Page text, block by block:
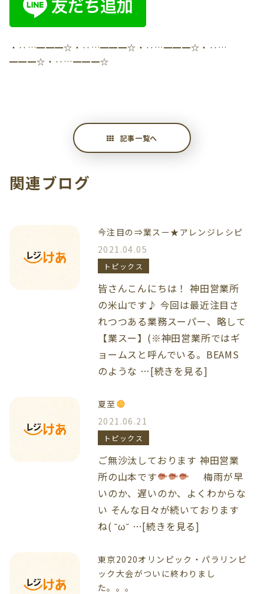
・‥…━━━☆・‥…━━━☆・‥…━━━☆・‥…
━━━☆・‥…━━━☆
記事一覧へ
関連ブログ
今注目の⇒業スー★アレンジレシピ
2021.04.05
トピックス
皆さんこんにちは！ 神田営業所
の米山です♪ 今回は最近注目さ
れつつある業務スーパー、略して
【業スー】(※神田営業所ではギ
ョームスと呼んでいる。BEAMS
のような …[続きを見る]
夏至
2021.06.21
トピックス
ご無沙汰しております 神田営業
所の山本です
梅雨が早
いのか、遅いのか、よくわからな
い そんな日々が続いております
ね( ˘ω˘ …[続きを見る]
東京2020オリンピック・パラリンピ
ック大会がついに終わりまし
た。。。